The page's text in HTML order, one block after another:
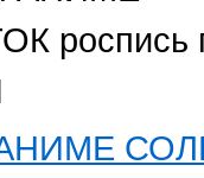
АНИМЕ